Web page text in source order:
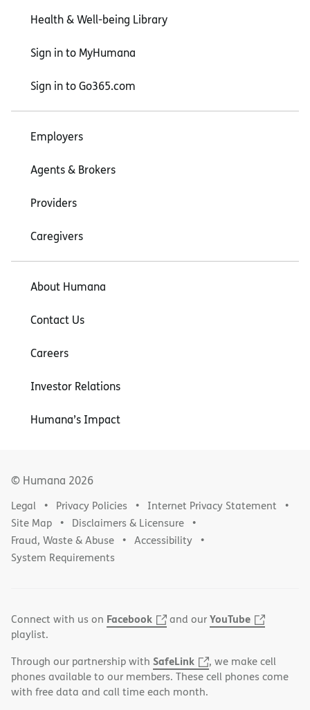
Health & Well-being Library
Sign in to MyHumana
Sign in to Go365.com
Employers
Agents & Brokers
Providers
Caregivers
About Humana
Contact Us
Careers
Investor Relations
Humana’s Impact
© Humana 2026
Legal Privacy Policies
Internet Privacy Statement
Site Map
Disclaimers & Licensure
Fraud, Waste & Abuse
Accessibility
System Requirements
Connect with us on Facebook and ourYouTube
playlist.
Through our partnership with SafeLink
, we make cell
phones available to our members. These cell phones come
with free data and call time each month.